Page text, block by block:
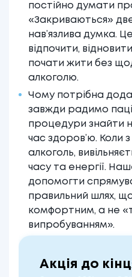
постійно думати
«Закриваються»
нав’язлива думка.
відпочити,
почати жити без
алкоголю.
Чому потрібна
завжди радимо
процедури знайти
час здоров’ю. Коли
алкоголь,
часу та енергії.
допомогти
правильний шлях,
комфортним, а не
випробуванням».
Акція до